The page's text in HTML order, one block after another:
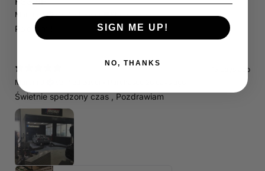
Marcin J. Verified buyer Store review
Polecam !
15 days ago
Marcin J.
Świetnie spedzony czas , Pozdrawiam
SIGN ME UP!
NO, THANKS